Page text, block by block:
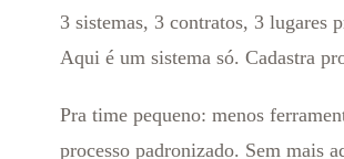
3 sistemas, 3 contratos, 3 lugares
Aqui é um sistema só. Cadastra
Pra time pequeno: menos
processo padronizado. Sem mais